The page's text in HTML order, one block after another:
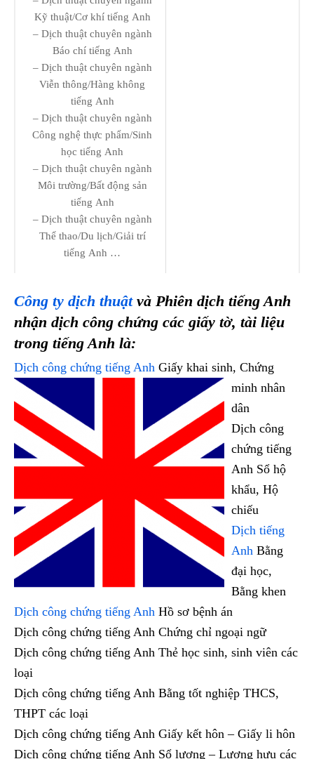
Kỹ thuật/Cơ khí tiếng Anh
– Dịch thuật chuyên ngành
Báo chí tiếng Anh
– Dịch thuật chuyên ngành
Viễn thông/Hàng không
tiếng Anh
– Dịch thuật chuyên ngành
Công nghệ thực phẩm/Sinh
học tiếng Anh
– Dịch thuật chuyên ngành
Môi trường/Bất động sản
tiếng Anh
– Dịch thuật chuyên ngành
Thể thao/Du lịch/Giải trí
tiếng Anh …
Công ty dịch thuậtvà Phiên dịch tiếng Anh
nhận dịch công chứng các giấy tờ, tài liệu
trong tiếng Anh là:
Dịch công chứng tiếng Anh Giấy khai sinh, Chứng
minh nhân
dân
Dịch công
chứng tiếng
Anh Sổ hộ
khẩu, Hộ
chiếu
Dịch tiếng
Anh Bằng
đại học,
Bằng khen
Dịch công chứng tiếng Anh Hồ sơ bệnh án
Dịch công chứng tiếng Anh Chứng chỉ ngoại ngữ
Dịch công chứng tiếng Anh Thẻ học sinh, sinh viên các
loại
Dịch công chứng tiếng Anh Bằng tốt nghiệp THCS,
THPT các loại
Dịch công chứng tiếng Anh Giấy kết hôn – Giấy li hôn
Dịch công chứng tiếng Anh Sổ lương – Lương hưu các